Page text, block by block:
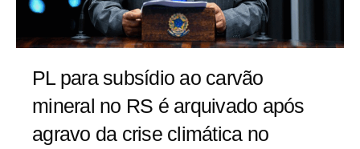
PL para subsídio ao carvão
mineral no RS é arquivado após
agravo da crise climática no